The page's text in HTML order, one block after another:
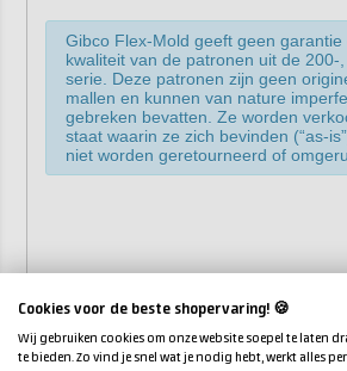
Gibco Flex-Mold geeft geen garantie
kwaliteit van de patronen uit de 200-
serie. Deze patronen zijn geen
mallen en kunnen van nature
gebreken bevatten. Ze worden
staat waarin ze zich bevinden (“as-
niet worden geretourneerd of
Cookies voor de beste shopervaring! 🍪
Wij gebruiken cookies om onze website soepel te laten
te bieden. Zo vind je snel wat je nodig hebt, werkt alles